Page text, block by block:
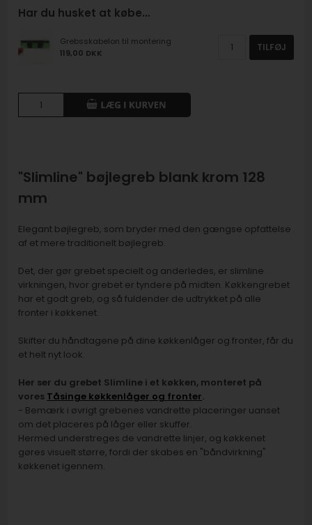
Har du husket at købe…
TILFØJ
Grebsskabelon til montering
119,00 DKK
"Slimline" bøjlegreb blank krom 128
mm
Elegant bøjlegreb, som bryder med den gængse opfattelse
af et mere traditionelt bøjlegreb.
Det, der gør grebet specielt og anderledes, er slimline
virkningen, hvor grebet er tyndere på midten. Køkkengrebet
har et godt greb, og så fuldender de udtrykket på alle
fronter i køkkenet.
Skifter du håndtagene på dine køkkenlåger og fronter, får du
et helt nyt look.
Her ser du grebet Slimline i et køkken, monteret på
vores Tåsinge køkkenlåger og fronter.
- Bemærk i øvrigt grebenes vandrette placeringer uanset
om det placeres på låger eller skuffer.
Hermed understreges de vandrette linjer, og køkkenet
gøres visuelt større, fordi der skabes en "båndvirkning"
køkkenet igennem.